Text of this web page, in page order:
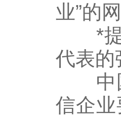
业”的
*提
代表的
中国
信企